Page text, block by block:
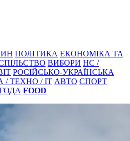
ПОЛІТИКА ЕКОНОМІКА ТА
ВИБОРИ НС /
РОСІЙСЬКО-УКРАЇНСЬКА
/ ТЕХНО / IT АВТО СПОРТ
FOOD